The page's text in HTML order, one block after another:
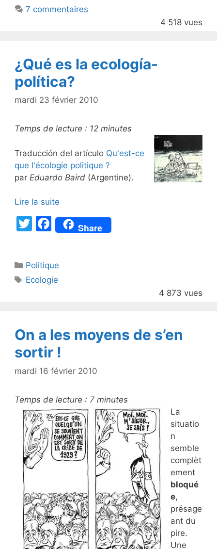
o
7 commentaires
4 518 vues
¿Qué es la ecología-
política?
mardi 23 février 2010
Temps de lecture : 12 minutes
Traducción del artículo Qu'est-ce
que l'écologie politique ?
par Eduardo Baird (Argentine).
Lire la suite
T
er
F
a
e
b
k
Share
Catégories
Politique
Étiquettes
Ecologie
4 873 vues
On a les moyens de s’en
sortir !
mardi 16 février 2010
Temps de lecture : 7 minutes
La
situatio
n
semble
complèt
ement
bloqué
e,
présage
ant du
pire.
Une